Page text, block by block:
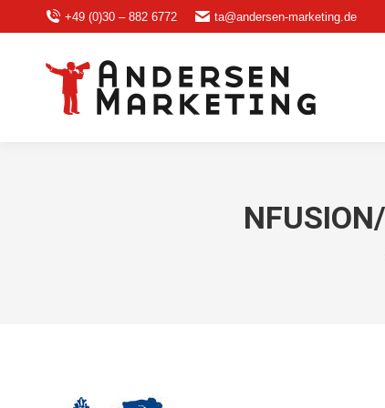
+49 (0)30 – 882 6772 ta@andersen-marketing.de